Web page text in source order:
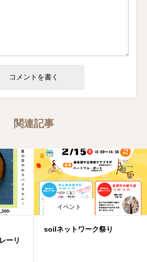
関連記事
ーリ
イベント
soilネットワーク祭り